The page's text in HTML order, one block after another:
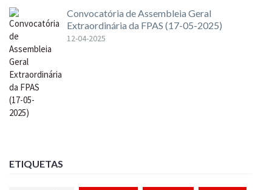
Convocatória de Assembleia Geral
Extraordinária da FPAS (17-05-2025)
12-04-2025
ETIQUETAS